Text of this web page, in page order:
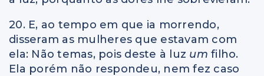
20. E, ao tempo em que ia morrendo,
disseram as mulheres que estavam com
ela: Não temas, pois deste à luz um filho.
Ela porém não respondeu, nem fez caso